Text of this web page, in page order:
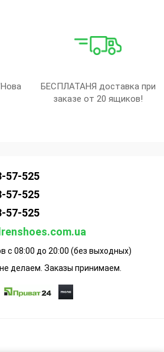
БЕСПЛАТАНЯ доставка при
заказе от 20 ящиков!
57-525
57-525
57-525
с 08:00 до 20:00 (без выходных)
делаем. Заказы принимаем.